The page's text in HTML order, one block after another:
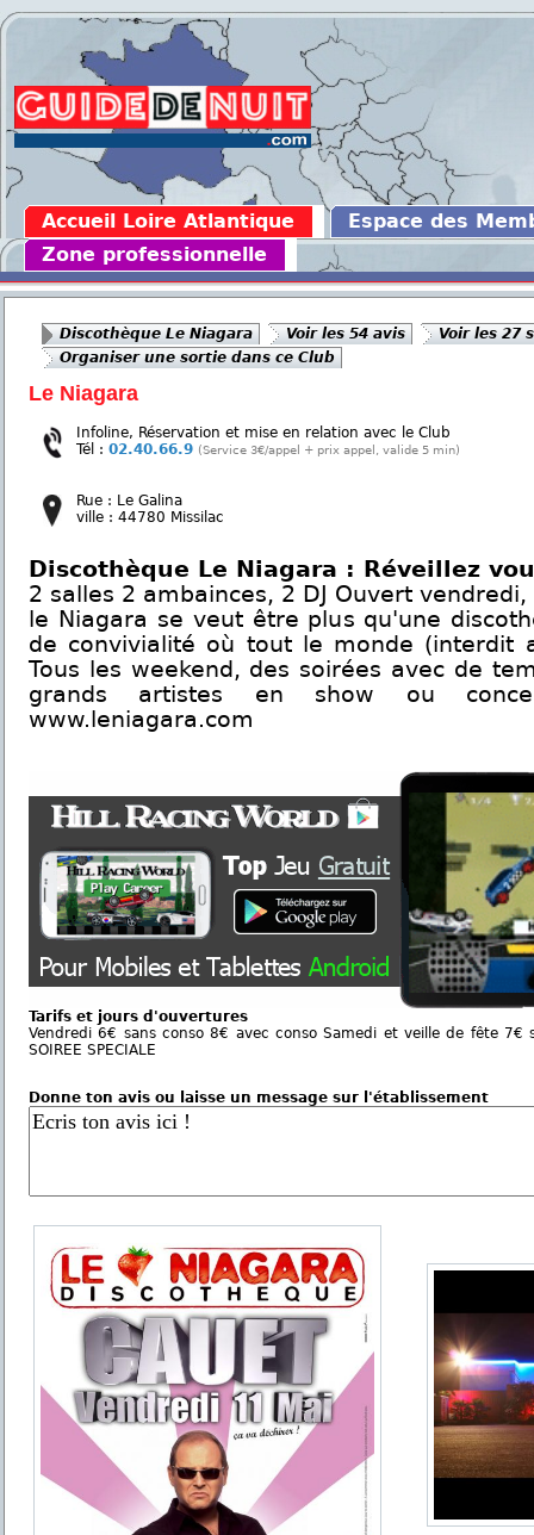
Accueil Loire Atlantique
Espace des
Zone professionnelle
Discothèque Le Niagara Voir les 54 avis
Voir les 27
Organiser une sortie dans ce Club
Le Niagara
Infoline, Réservation et mise en relation avec le Club
Tél : 02.40.66.9 (Service 3€/appel + prix appel, valide 5 min)
Rue : Le Galina
ville : 44780 Missilac
Discothèque Le Niagara : Réveillez
2 salles 2 ambainces, 2 DJ Ouvert
le Niagara se veut être plus qu'une
de convivialité où tout le monde (interdit
Tous les weekend, des soirées avec de
grands artistes en show ou
www.leniagara.com
Tarifs et jours d'ouvertures
Vendredi 6€ sans conso 8€ avec conso Samedi et veille de fête 7€
SOIREE SPECIALE
Donne ton avis ou laisse un message sur l'établissement